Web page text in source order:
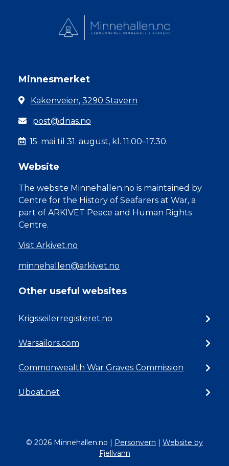
Minnesmerket
Kakenveien, 3290 Stavern
post@dnas.no
15. mai til 31. august, kl. 11.00–17.30.
Website
The website Minnehallen.no is maintained by
Centre for the History of Seafarers at War, a
part of ARKIVET Peace and Human Rights
Centre.
Visit Arkivet.no
minnehallen@arkivet.no
Other useful websites
Krigsseilerregisteret.no
Warsailors.com
Commonwealth War Graves Commission
Uboat.net
© 2026 Minnehallen.no | Personvern | Website by
Fjellvann